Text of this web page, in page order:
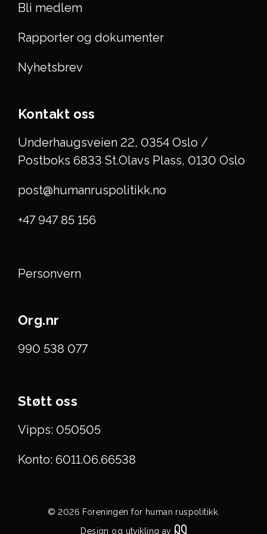
Bli medlem
Rapporter og dokumenter
Nyhetsbrev
Kontakt oss
Underhaugsveien 22, 0354 Oslo /
Postboks 6833 St.Olavs Plass, 0130 Oslo
post@humanruspolitikk.no
+47 947 85 156
Personvern
Org.nr
990 538 077
Støtt oss
Vipps: 050505
Konto: 6011.06.66538
© 2026 Foreningen for human ruspolitikk.
Design og utvikling av